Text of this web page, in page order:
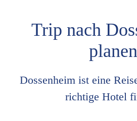
Trip nach
planen
Dossenheim ist eine
richtige Hotel